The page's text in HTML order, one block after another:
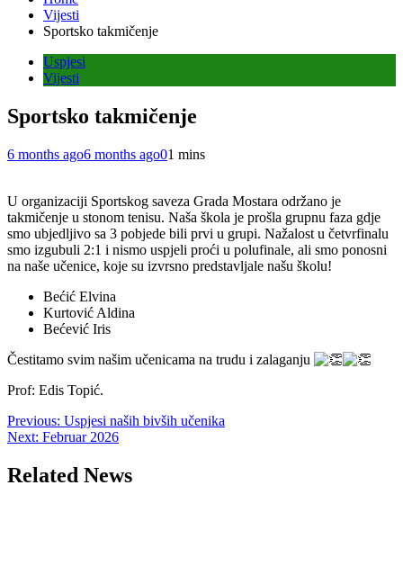
Vijesti
Sportsko takmičenje
Uspjesi
Vijesti
Sportsko takmičenje
6 months ago6 months ago01 mins
U organizaciji Sportskog saveza Grada Mostara održano je
takmičenje u stonom tenisu. Naša škola je prošla grupnu faza gdje
smo ubjedljivo sa 3 pobjede bili prvi u grupi. Nažalost u četvrfinalu
smo izgubuli 2:1 i nismo uspjeli proći u polufinale, ali smo ponosni
na naše učenice, koje su izvrsno predstavljale našu školu!
Bećić Elvina
Kurtović Aldina
Bećević Iris
Čestitamo svim našim učenicama na trudu i zalaganju
Prof: Edis Topić.
Post
navigation
Previous: Uspjesi naših bivših učenika
Next: Februar 2026
Related News